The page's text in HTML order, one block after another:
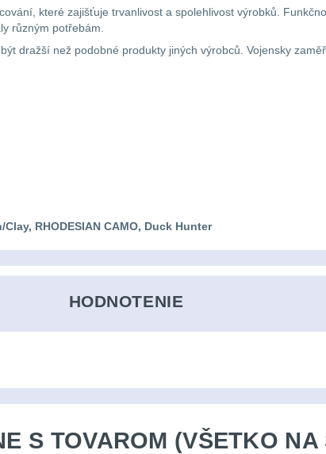
které zajišťuje trvanlivost a spolehlivost výrobků.
různým potřebám.
dražší než podobné produkty jiných výrobců. Vojensky
RHODESIAN CAMO, Duck Hunter
HODNOTENIE
S TOVAROM (VŠETKO